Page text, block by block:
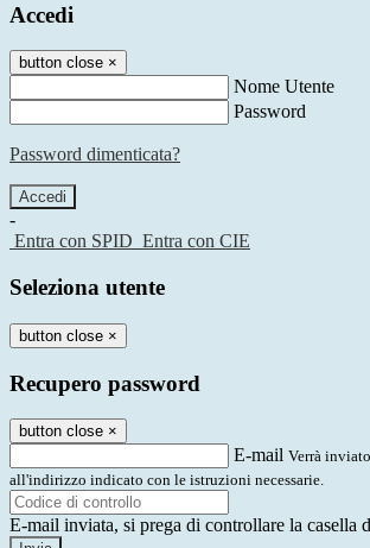
Accedi
button close ×
Nome Utente
Password
Password dimenticata?
-
Entra con SPID Entra con CIE
Seleziona utente
button close ×
Recupero password
button close ×
E-mail Verrà
all'indirizzo indicato con le istruzioni necessarie.
E-mail inviata, si prega di controllare la casella